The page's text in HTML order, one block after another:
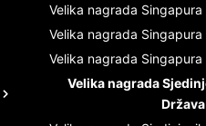
Velika nagrada Singapura
Velika nagrada Singapura
Velika nagrada Singapura
Velika nagrada
Država